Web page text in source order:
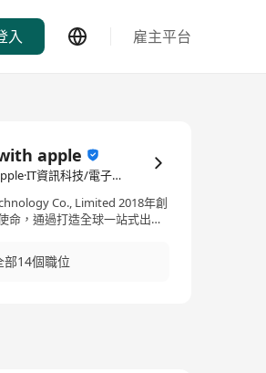
入 雇主平台
apple
Happiness with apple·IT資訊科技/電子商務
Co., Limited 2018年創
命，通過打造全球一站式出海
務覆蓋數十個國家和地區，在
坡、馬來西亞、印度等地有8個
部14個職位